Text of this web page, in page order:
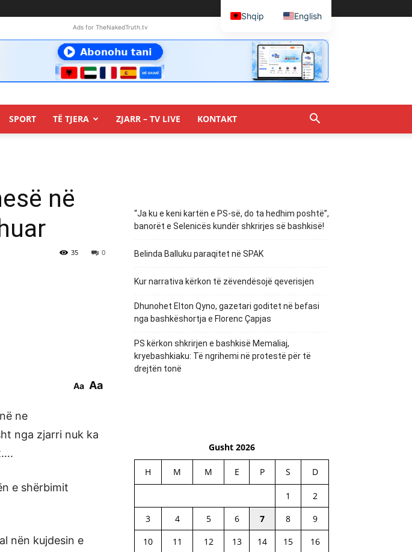
Ads for TheNakedTruth.tv
SPORT TË TJERA ZJARR – TV LIVE KONTAKT
në
0
35
Aa Aa
ne
nga zjarri nuk ka
e shërbimit
nën kujdesin e
“Ja ku e keni kartën e PS-së, do ta hedhim poshtë”,
banorët e Selenicës kundër shkrirjes së bashkisë!
Belinda Balluku paraqitet në SPAK
Kur narrativa kërkon të zëvendësojë qeverisjen
Dhunohet Elton Qyno, gazetari goditet në befasi
nga bashkëshortja e Florenc Çapjas
PS kërkon shkrirjen e bashkisë Memaliaj,
kryebashkiaku: Të ngrihemi në protestë për të
drejtën tonë
Gusht 2026
H M M E P S D
1
2
3
4 5 6 7 8
9
10
11 12 13 14 15
16
Shqip English